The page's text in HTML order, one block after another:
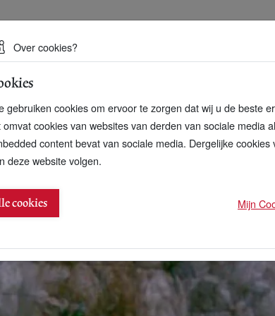
duurzame toekomst
helft huishoudplastic
Over cookies?
gebruiken cookies om ervoor te zorgen dat wij u de beste
omvat cookies van websites van derden van sociale media
content bevat van sociale media. Dergelijke
deze website volgen.
cookies Mijn